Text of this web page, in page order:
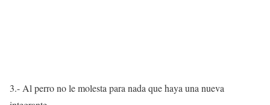
3.- Al perro no le molesta para nada que haya una nueva